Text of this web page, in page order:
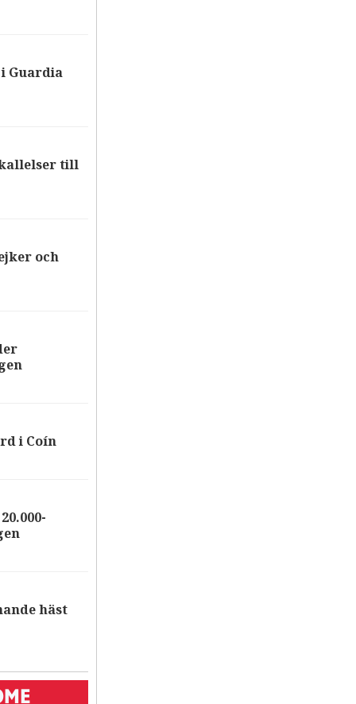
Guardia
till
och
i Coín
häst